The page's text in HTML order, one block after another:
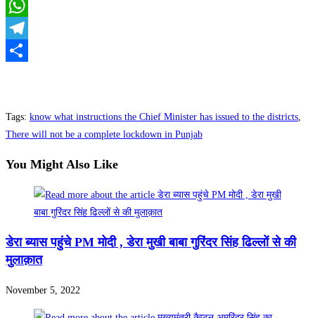
Facebook
WhatsApp
Telegram
Tags: know what instructions the Chief Minister has issued to the districts,
There will not be a complete lockdown in Punjab
You Might Also Like
डेरा ब्यास पहुंचे PM मोदी , डेरा मुखी बाबा गुरिंदर सिंह ढिल्लों से की
मुलाक़ात
November 5, 2022